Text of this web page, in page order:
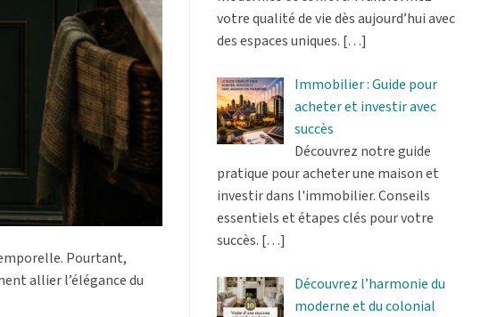
Pourtant,
allier l’élégance du
votre qualité de vie dès aujourd’hui avec
des espaces uniques. […]
Immobilier : Guide pour
acheter et investir avec
succès
Découvrez notre guide
pratique pour acheter une maison et
investir dans l'immobilier. Conseils
essentiels et étapes clés pour votre
succès. […]
Découvrez l’harmonie du
moderne et du colonial